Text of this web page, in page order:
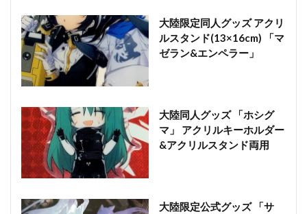
大陸限定同人グッズ アクリ
ルスタンド(13×16cm) 「マ
ゼラン&エンペラー」
大陸同人グッズ 「ホシグ
マ」 アクリルキーホルダー
&アクリルスタンド両用
大陸限定公式グッズ 「サ